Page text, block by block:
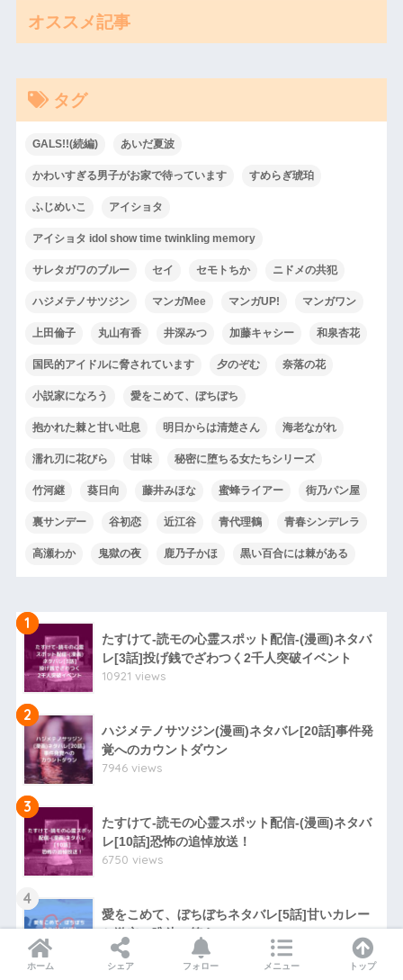
オススメ記事
タグ
GALS!!(続編) あいだ夏波
かわいすぎる男子がお家で待っています すめらぎ琥珀
ふじめいこ アイショタ
アイショタ idol show time twinkling memory
サレタガワのブルー セイ セモトちか ニドメの共犯
ハジメテノサツジン マンガMee マンガUP! マンガワン
上田倫子 丸山有香 井深みつ 加藤キャシー 和泉杏花
国民的アイドルに脅されています 夕のぞむ 奈落の花
小説家になろう 愛をこめて、ぼちぼち
抱かれた棘と甘い吐息 明日からは清楚さん 海老ながれ
濡れ刃に花びら 甘味 秘密に堕ちる女たちシリーズ
竹河継 葵日向 藤井みほな 蜜蜂ライアー 街乃パン屋
裏サンデー 谷初恋 近江谷 青代理鶴 青春シンデレラ
高瀬わか 鬼獄の夜 鹿乃子かほ 黒い百合には棘がある
1
たすけて-読モの心霊スポット配信-(漫画)ネタバ
レ[3話]投げ銭でざわつく2千人突破イベント
10921 views
2
ハジメテノサツジン(漫画)ネタバレ[20話]事件発
覚へのカウントダウン
7946 views
3
たすけて-読モの心霊スポット配信-(漫画)ネタバ
レ[10話]恐怖の追悼放送！
6750 views
4
愛をこめて、ぼちぼちネタバレ[5話]甘いカレー
と激辛の唯斗の答え
6623 views
ホーム シェア フォロー メニュー トップ